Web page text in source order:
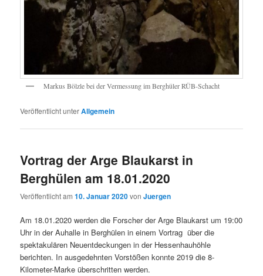
Markus Bölzle bei der Vermessung im Berghüler RÜB-Schacht
Veröffentlicht unterAllgemein
Vortrag der Arge Blaukarst in
Berghülen am 18.01.2020
Veröffentlicht am10. Januar 2020vonJuergen
Am 18.01.2020 werden die Forscher der Arge Blaukarst um 19:00
Uhr in der Auhalle in Berghülen in einem Vortrag über die
spektakulären Neuentdeckungen in der Hessenhauhöhle
berichten. In ausgedehnten Vorstößen konnte 2019 die 8-
Kilometer-Marke überschritten werden.